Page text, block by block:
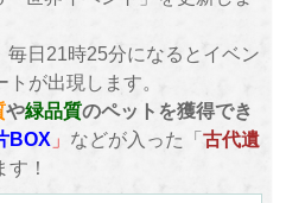
日21時25分になるとイベン
が出現します。
や緑品質のペットを獲得でき
BOX 」 などが入った「古代遺
す！